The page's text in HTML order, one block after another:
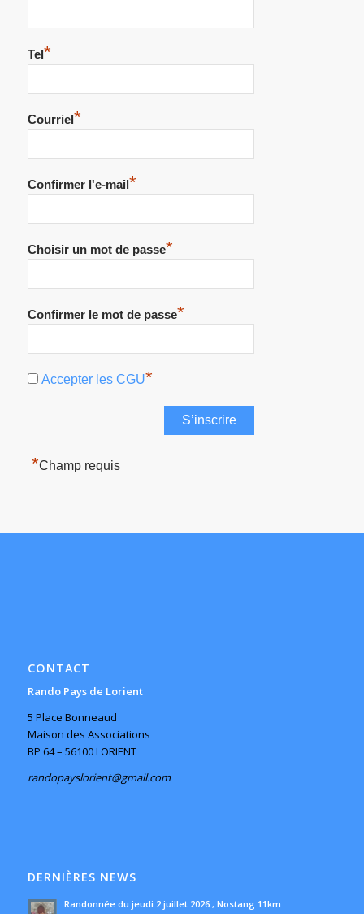
Tel *
Courriel *
Confirmer l'e-mail *
Choisir un mot de passe*
Confirmer le mot de passe*
Accepter les CGU*
*Champ requis
CONTACT
Rando Pays de Lorient
5 Place Bonneaud
Maison des Associations
BP 64 – 56100 LORIENT
randopayslorient@gmail.com
DERNIÈRES NEWS
Randonnée du jeudi 2 juillet 2026 ; Nostang 11km